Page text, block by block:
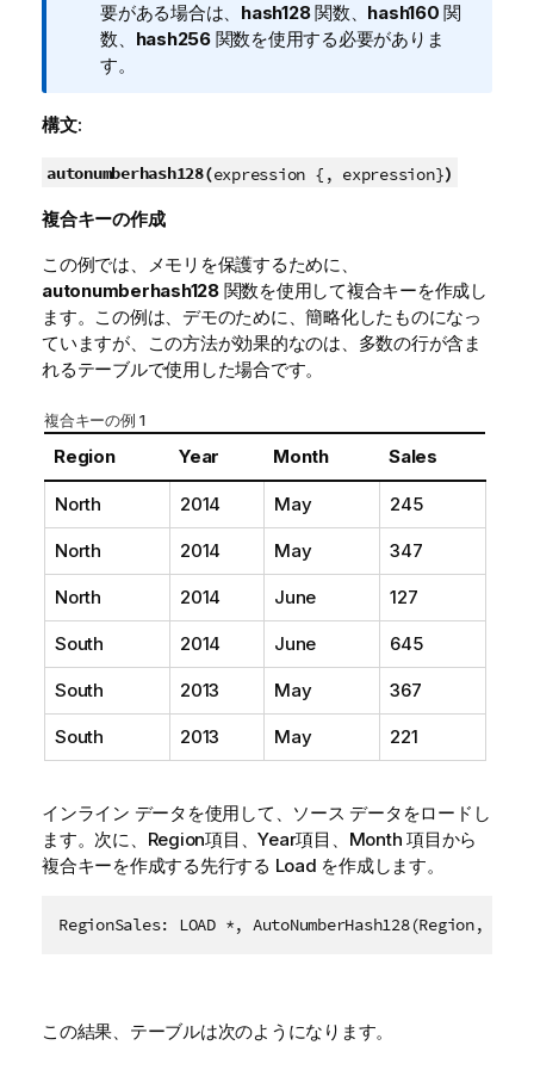
要がある場合は、 hash128関数、 hash160 関
数、 hash256関数を使用する必要がありま
す。
構文:
autonumberhash128(expression {, expression})
複合キーの作成
この例では、メモリを保護するために、
autonumberhash128関数を使用して複合キーを作成し
ます。この例は、デモのために、簡略化したものになっ
ていますが、この方法が効果的なのは、多数の行が含ま
れるテーブルで使用した場合です。
複合キーの例 1
Region Year Month Sales
North 2014 May 245
North 2014 May 347
North 2014 June 127
South 2014 June 645
South 2013 May 367
South 2013 May 221
インライン データを使用して、ソース データをロードし
ます。次に、 Region項目、Year項目、 Month 項目から
複合キーを作成する先行する Load を作成します。
この結果、テーブルは次のようになります。